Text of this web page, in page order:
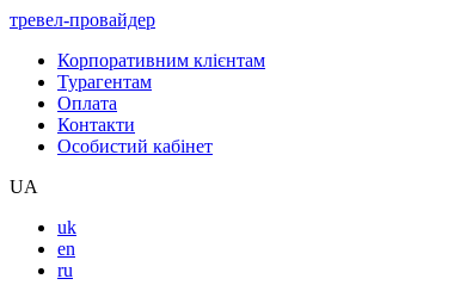
тревел-провайдер
Корпоративним клієнтам
Турагентам
Оплата
Контакти
Особистий кабінет
UA
uk
en
ru